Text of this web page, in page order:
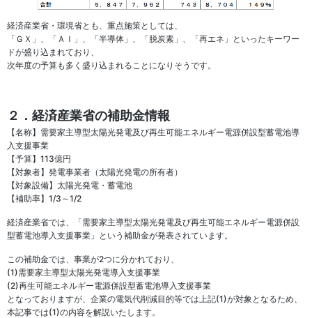
経済産業省・環境省とも、重点施策としては、
「ＧＸ」、「ＡＩ」、「半導体」、「脱炭素」、「再エネ」といったキーワー
ドが盛り込まれており、
次年度の予算も多く盛り込まれることになりそうです。
２．経済産業省の補助金情報
【名称】需要家主導型太陽光発電及び再生可能エネルギー電源併設型蓄電池導
入支援事業
【予算】113億円
【対象者】発電事業者（太陽光発電の所有者）
【対象設備】太陽光発電・蓄電池
【補助率】1/3～1/2
経済産業省では、「需要家主導型太陽光発電及び再生可能エネルギー電源併設
型蓄電池導入支援事業」という補助金が発表されています。
この補助金では、事業が2つに分かれており、
(1)需要家主導型太陽光発電導入支援事業
(2)再生可能エネルギー電源併設型蓄電池導入支援事業
となっておりますが、企業の電気代削減目的等では上記(1)が対象となるため、
本記事では(1)の内容を解説いたします。